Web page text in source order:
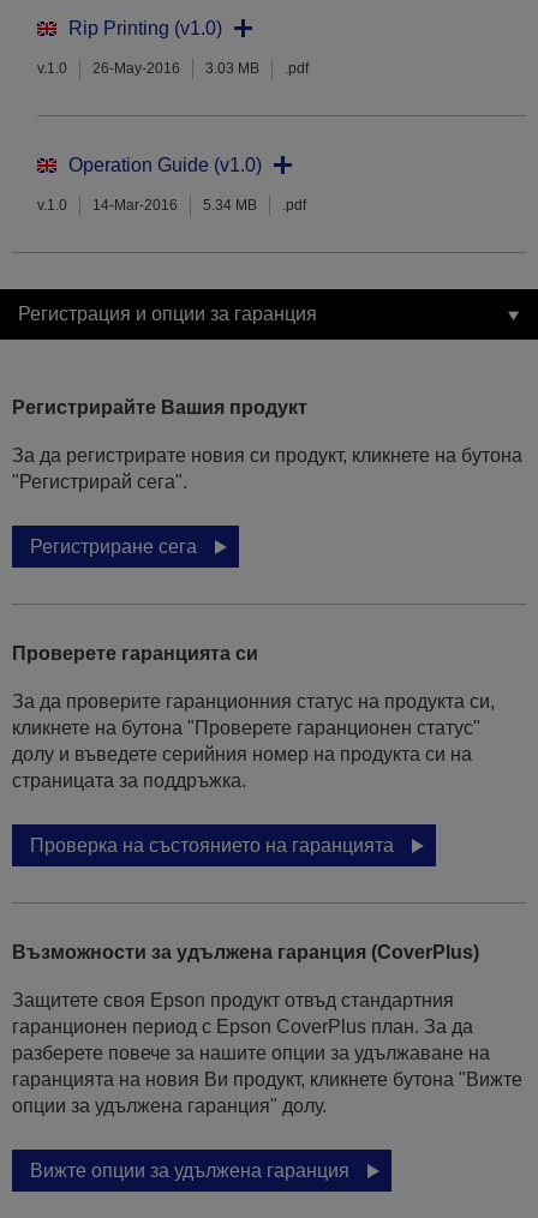
Rip Printing (v1.0)
v.1.0 26-May-2016 3.03 MB .pdf
Operation Guide (v1.0)
v.1.0 14-Mar-2016 5.34 MB .pdf
Регистрация и опции за гаранция
Регистрирайте Вашия продукт
За да регистрирате новия си продукт, кликнете на бутона
"Регистрирай сега".
Регистриране сега
Проверете гаранцията си
За да проверите гаранционния статус на продукта си,
кликнете на бутона "Проверете гаранционен статус"
долу и въведете серийния номер на продукта си на
страницата за поддръжка.
Проверка на състоянието на гаранцията
Възможности за удължена гаранция (CoverPlus)
Защитете своя Epson продукт отвъд стандартния
гаранционен период с Epson CoverPlus план. За да
разберете повече за нашите опции за удължаване на
гаранцията на новия Ви продукт, кликнете бутона "Вижте
опции за удължена гаранция" долу.
Вижте опции за удължена гаранция